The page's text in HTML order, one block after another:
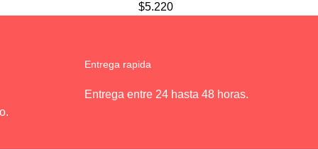
$5.220
Entrega rapida
Entrega entre 24 hasta 48 horas.